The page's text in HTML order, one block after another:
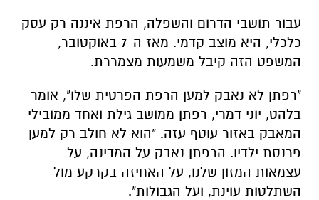
עבור תושבי הדרום והשפלה, הרפת איננה רק עסק
כלכלי, היא מוצב קדמי. מאז ה-7 באוקטובר,
המשפט הזה קיבל משמעות מצמררת.
"רפתן לא נאבק למען הרפת הפרטית שלו", אומר
בלהט, יוני דמרי, רפתן ממושב גילת ואחד ממובילי
המאבק באזור עוטף עזה. "הוא לא חולב רק למען
פרנסת ילדיו. הרפתן נאבק על המדינה, על
עצמאות המזון שלנו, על האחיזה בקרקע מול
השתלטות עוינת, ועל הגבולות".